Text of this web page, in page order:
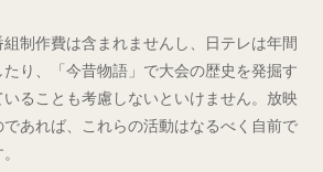
制作費は含まれませんし、日テレは年間
り、「今昔物語」で大会の歴史を発掘す
ることも考慮しないといけません。放映
あれば、これらの活動はなるべく自前で